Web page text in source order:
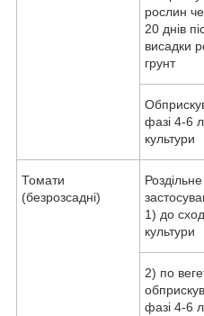
рослин
20 днів
висадки
грунт
фазі 4-6
культури
Томати
(безрозсадні)
Роздільне
1) до
культури
2) по
фазі 4-6